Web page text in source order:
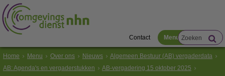
Contact Menu
Home Menu Over ons Nieuws
Algemeen Bestuur (AB) vergaderdata
AB: Agenda's en vergaderstukken
AB-vergadering 15 oktober 2025